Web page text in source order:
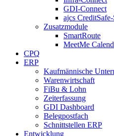
GDI-Connect
ajcs
Zusatzmodule
SmartRoute
MeetMe
CPQ
ERP
Kaufmännische
Warenwirtschaft
FiBu & Lohn
Zeiterfassung
GDI Dashboard
Belegpostfach
Schnittstellen ERP
Entwicklung